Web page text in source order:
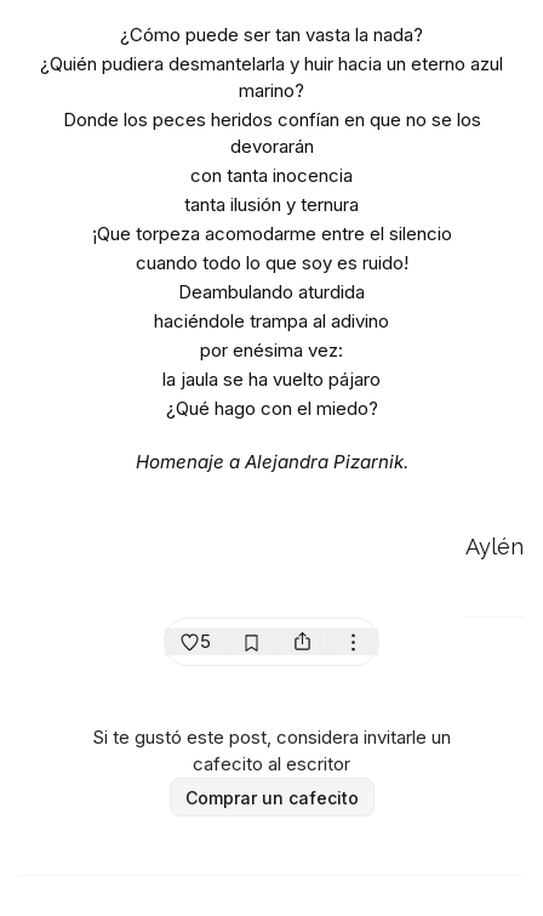
¿Cómo puede ser tan vasta la nada?
¿Quién pudiera desmantelarla y huir hacia un eterno azul
marino?
Donde los peces heridos confían en que no se los
devorarán
con tanta inocencia
tanta ilusión y ternura
¡Que torpeza acomodarme entre el silencio
cuando todo lo que soy es ruido!
Deambulando aturdida
haciéndole trampa al adivino
por enésima vez:
la jaula se ha vuelto pájaro
¿Qué hago con el miedo?
Homenaje a Alejandra Pizarnik.
Aylén
5
Si te gustó este post, considera invitarle un
cafecito al escritor
Comprar un cafecito